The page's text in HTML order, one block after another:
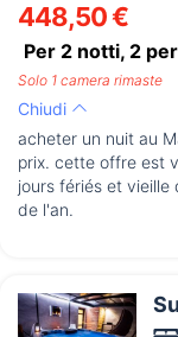
448,50 €
Per 2 notti, 2
Solo 1 camera rimaste
Chiudi
acheter un nuit au
prix. cette offre est
jours fériés et vieille
de l'an.